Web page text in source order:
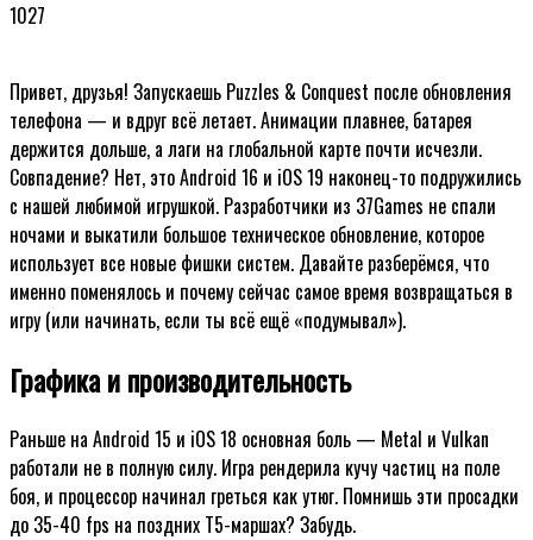
1027
Привет, друзья! Запускаешь Puzzles & Conquest после обновления
телефона — и вдруг всё летает. Анимации плавнее, батарея
держится дольше, а лаги на глобальной карте почти исчезли.
Совпадение? Нет, это Android 16 и iOS 19 наконец-то подружились
с нашей любимой игрушкой. Разработчики из 37Games не спали
ночами и выкатили большое техническое обновление, которое
использует все новые фишки систем. Давайте разберёмся, что
именно поменялось и почему сейчас самое время возвращаться в
игру (или начинать, если ты всё ещё «подумывал»).
Графика и производительность
Раньше на Android 15 и iOS 18 основная боль — Metal и Vulkan
работали не в полную силу. Игра рендерила кучу частиц на поле
боя, и процессор начинал греться как утюг. Помнишь эти просадки
до 35-40 fps на поздних Т5-маршах? Забудь.